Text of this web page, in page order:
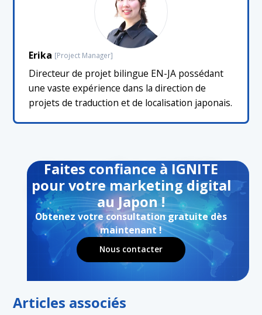
Erika [Project Manager]
Directeur de projet bilingue EN-JA possédant
une vaste expérience dans la direction de
projets de traduction et de localisation japonais.
Faites confiance à IGNITE
pour votre marketing digital
au Japon !
Obtenez votre consultation gratuite dès
maintenant !
Nous contacter
Articles associés